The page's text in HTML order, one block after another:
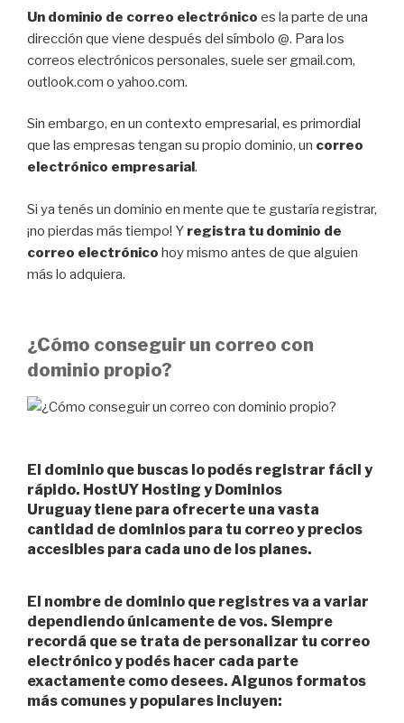
Un dominio de correo electrónico es la parte de una
dirección que viene después del símbolo @. Para los
correos electrónicos personales, suele ser gmail.com,
outlook.com o yahoo.com.
Sin embargo, en un contexto empresarial, es primordial
que las empresas tengan su propio dominio, un correo
electrónico empresarial.
Si ya tenés un dominio en mente que te gustaría registrar,
¡no pierdas más tiempo! Y registra tu dominio de
correo electrónico hoy mismo antes de que alguien
más lo adquiera.
¿Cómo conseguir un correo con
dominio propio?
El dominio que buscas lo podés registrar fácil y
rápido. HostUY Hosting y Dominios
Uruguaytiene para ofrecerte una vasta
cantidad de dominios para tu correoy precios
accesibles para cada uno de los planes.
El nombre de dominio que registres va a variar
dependiendo únicamente de vos. Siempre
recordá que se trata de personalizar tu correo
electrónico y podés hacer cada parte
exactamente como desees. Algunos formatos
más comunes y populares incluyen: